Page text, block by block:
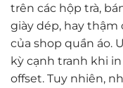
trên các hộp trà,
giày dép, hay
của shop quần áo.
kỳ cạnh tranh khi
offset. Tuy nhiên,